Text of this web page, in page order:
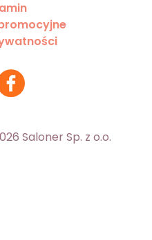
Saloner Sp. z o.o.